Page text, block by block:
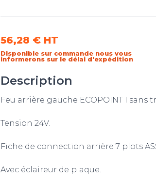
56,28 € HT
Disponible sur commande nous vous
informerons sur le délai d'expédition
Description
Feu arrière gauche ECOPOINT I sans
Tension 24V.
Fiche de connection arrière 7 plots
Avec éclaireur de plaque.